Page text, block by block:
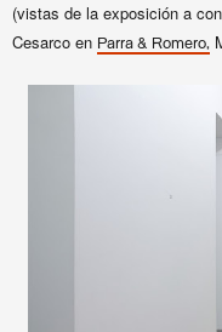
(vistas de la exposición a
Cesarco en Parra & Romero,